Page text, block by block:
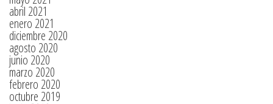
abril 2021
enero 2021
diciembre 2020
agosto 2020
junio 2020
marzo 2020
febrero 2020
octubre 2019